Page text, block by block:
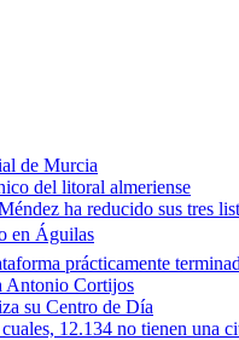
de Murcia
del litoral almeriense
ha reducido sus tres
en Águilas
prácticamente
Antonio Cortijos
su Centro de Día
12.134 no tienen